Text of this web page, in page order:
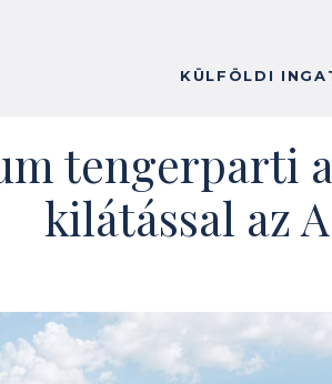
KÜLFÖLDI
tengerparti
kilátással az